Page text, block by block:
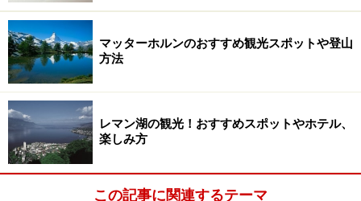
船着場はヴェールト小城付近にあり、定期運航は4月か
ら10月まで。船は日中10分おきに運航しています。岩場
の往復コース以外にも、滝周辺を巡る回遊コース、ラウ
フェン城がある対岸に渡るコースなどがあります。
■ラウフェン城
ヴェールト小城は滝を下から見るのに対し、ラウフェン
城は滝を上から見る位置にあります。船で対岸に渡り、
マッターホルンのおすすめ観光スポットや登山
方法
レマン湖の観光！おすすめスポットやホテル、
楽しみ方
この記事に関連するテーマ